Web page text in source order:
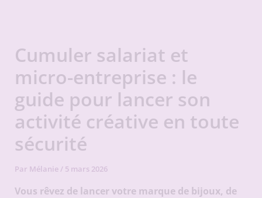
Cumuler salariat et
micro-entreprise : le
guide pour lancer son
activité créative en toute
sécurité
Par Mélanie/ 5 mars 2026
Vous rêvez de lancer votre marque de bijoux, de